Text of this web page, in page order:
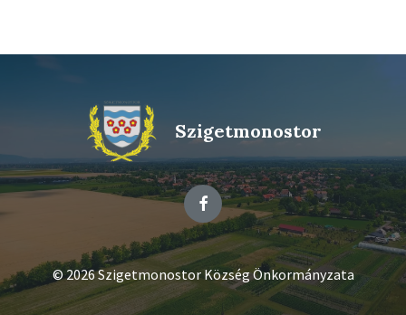
Szigetmonostor
Facebook
© 2026 Szigetmonostor Község Önkormányzata